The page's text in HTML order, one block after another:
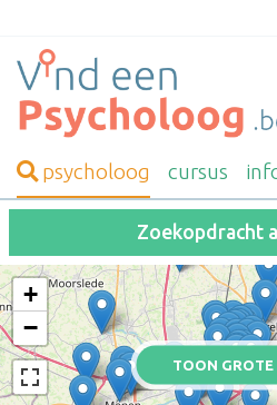
psycholoog cursus
Zoekopdracht
TOON GROTE
+
−